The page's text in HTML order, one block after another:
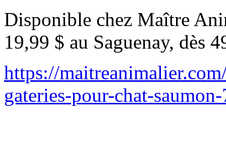
Disponible chez Maître
19,99 $ au Saguenay, dès
https://
gateries-pour-chat-